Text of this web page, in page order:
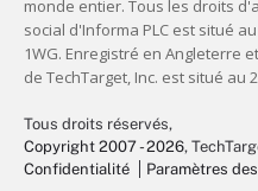
Tous droits réservés,
Copyright 2007 - 2026,
Confidentialité
Paramètres